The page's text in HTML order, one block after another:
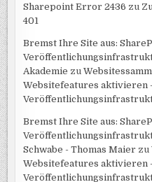
Sharepoint Error 2436 zu
401
Bremst Ihre Site aus:
Akademie zu
Websitefeatures aktivieren
Bremst Ihre Site aus:
Schwabe - Thomas Maier zu
Websitefeatures aktivieren